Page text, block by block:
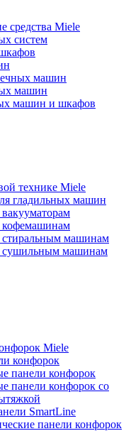
Miele
систем
машин
машин
машин и шкафов
технике Miele
гладильных машин
кофемашинам
стиральным машинам
сушильным машинам
Miele
конфорок
панели конфорок
панели конфорок со
SmartLine
панели конфорок